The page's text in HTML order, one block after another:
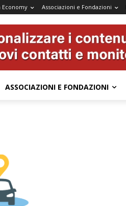
Economy Associazioni e Fondazioni
ASSOCIAZIONI E FONDAZIONI